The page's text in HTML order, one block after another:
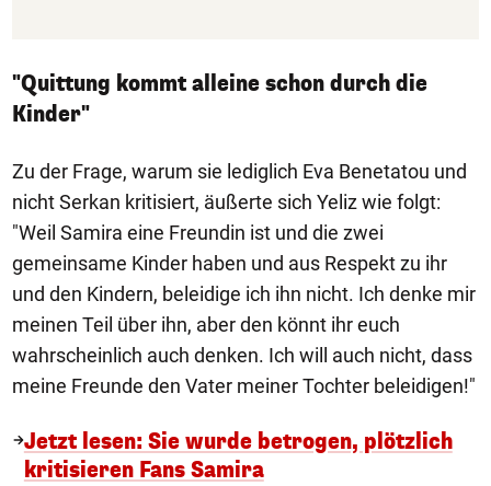
"Quittung kommt alleine schon durch die
Kinder"
Zu der Frage, warum sie lediglich Eva Benetatou und
nicht Serkan kritisiert, äußerte sich Yeliz wie folgt:
"Weil Samira eine Freundin ist und die zwei
gemeinsame Kinder haben und aus Respekt zu ihr
und den Kindern, beleidige ich ihn nicht. Ich denke mir
meinen Teil über ihn, aber den könnt ihr euch
wahrscheinlich auch denken. Ich will auch nicht, dass
meine Freunde den Vater meiner Tochter beleidigen!"
Jetzt lesen: Sie wurde betrogen, plötzlich
kritisieren Fans Samira